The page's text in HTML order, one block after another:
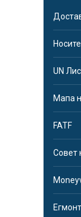
UN
Мапа
FATF
Совет